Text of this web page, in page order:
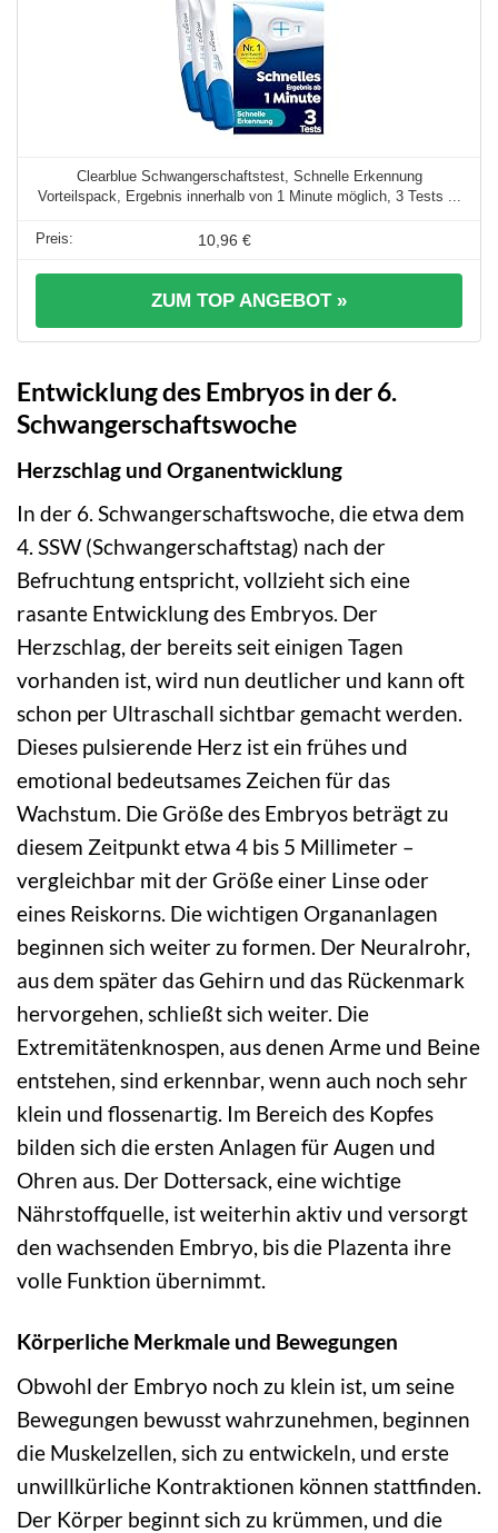
Clearblue Schwangerschaftstest, Schnelle Erkennung
Vorteilspack, Ergebnis innerhalb von 1 Minute möglich, 3 Tests ...
10,96 €
ZUM TOP ANGEBOT »
Entwicklung des Embryos in der 6.
Schwangerschaftswoche
Herzschlag und Organentwicklung
In der 6. Schwangerschaftswoche, die etwa dem
4. SSW (Schwangerschaftstag) nach der
Befruchtung entspricht, vollzieht sich eine
rasante Entwicklung des Embryos. Der
Herzschlag, der bereits seit einigen Tagen
vorhanden ist, wird nun deutlicher und kann oft
schon per Ultraschall sichtbar gemacht werden.
Dieses pulsierende Herz ist ein frühes und
emotional bedeutsames Zeichen für das
Wachstum. Die Größe des Embryos beträgt zu
diesem Zeitpunkt etwa 4 bis 5 Millimeter –
vergleichbar mit der Größe einer Linse oder
eines Reiskorns. Die wichtigen Organanlagen
beginnen sich weiter zu formen. Der Neuralrohr,
aus dem später das Gehirn und das Rückenmark
hervorgehen, schließt sich weiter. Die
Extremitätenknospen, aus denen Arme und Beine
entstehen, sind erkennbar, wenn auch noch sehr
klein und flossenartig. Im Bereich des Kopfes
bilden sich die ersten Anlagen für Augen und
Ohren aus. Der Dottersack, eine wichtige
Nährstoffquelle, ist weiterhin aktiv und versorgt
den wachsenden Embryo, bis die Plazenta ihre
volle Funktion übernimmt.
Körperliche Merkmale und Bewegungen
Obwohl der Embryo noch zu klein ist, um seine
Bewegungen bewusst wahrzunehmen, beginnen
die Muskelzellen, sich zu entwickeln, und erste
unwillkürliche Kontraktionen können stattfinden.
Der Körper beginnt sich zu krümmen, und die